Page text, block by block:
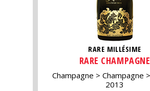
RARE MILLÉSIME
RARE CHAMPAGNE
Champagne Champagne
2013